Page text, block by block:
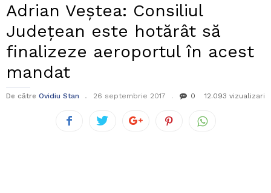
Adrian Veștea: Consiliul
Județean este hotărât să
finalizeze aeroportul în acest
mandat
De către Ovidiu Stan 26 septembrie 2017 0 12.093 vizualizari